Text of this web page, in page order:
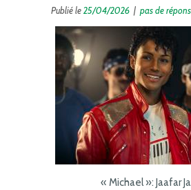
Publié le25/04/2026 | pas de
« Michael »: Jaafar